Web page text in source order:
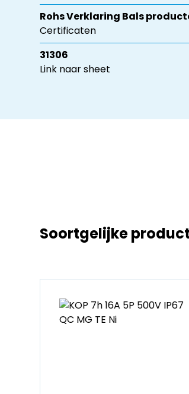
Rohs Verklaring Bals
Certificaten
31306
Link naar sheet
Soortgelijke